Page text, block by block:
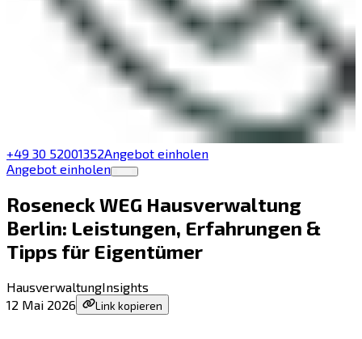
+49 30 52001352Angebot einholen
Angebot einholen
Roseneck WEG Hausverwaltung
Berlin: Leistungen, Erfahrungen &
Tipps für Eigentümer
HausverwaltungInsights
12 Mai 2026
Link kopieren